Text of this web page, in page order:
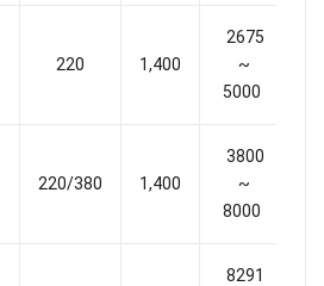
220 1,400
2675
~
5000
220/380 1,400
3800
~
8000
8291